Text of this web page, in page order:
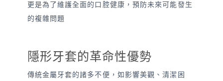
更是為了維護全面的口腔健康，預防未來可能發生
的複雜問題
隱形牙套的革命性優勢
傳統金屬牙套的諸多不便，如影響美觀、清潔困